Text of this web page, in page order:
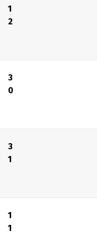
1
2
3
0
3
1
1
1